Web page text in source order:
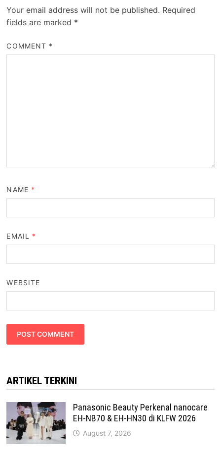
Your email address will not be published. Required
fields are marked *
COMMENT *
NAME *
EMAIL *
WEBSITE
ARTIKEL TERKINI
Panasonic Beauty Perkenal nanocare
EH-NB70 & EH-HN30 di KLFW 2026
August 7, 2026